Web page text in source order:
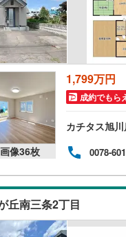
画像36枚
1,799万円
成約でもら
カチタス旭
0078-
丘南三条2丁目
樺戸郡
雨竜郡
雨竜郡
上川郡
上川郡
空知郡
勇払郡
中川郡
バルコニー
ウッド
構造・規
耐震、
オンライン
オンラ
オンラ